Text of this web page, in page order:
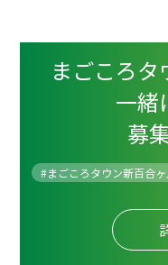
まごころ
一緒
募
#まごころタウン新百合